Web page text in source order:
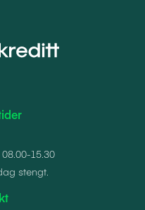
15.30
stengt.